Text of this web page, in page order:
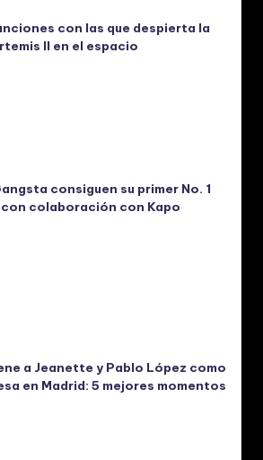
con las que despierta la
II en el espacio
consiguen su primer No. 1
colaboración con Kapo
a Jeanette y Pablo López como
en Madrid: 5 mejores momentos